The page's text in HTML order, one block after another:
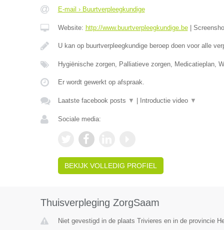
E-mail › Buurtverpleegkundige
Website: http://www.buurtverpleegkundige.be|
U kan op buurtverpleegkundige beroep doen voor alle
Hygiënische zorgen, Palliatieve zorgen, Medicatieplan,
Er wordt gewerkt op afspraak.
Laatste facebook posts ▼ Introductie video ▼
Sociale media:
BEKIJK VOLLEDIG PROFIEL
Thuisverpleging ZorgSaam
Niet gevestigd in de plaats Trivieres en in de provincie